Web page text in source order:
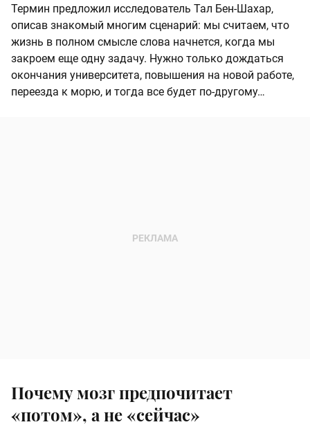
Термин предложил исследователь Тал Бен-Шахар,
описав знакомый многим сценарий: мы считаем, что
жизнь в полном смысле слова начнется, когда мы
закроем еще одну задачу. Нужно только дождаться
окончания университета, повышения на новой работе,
переезда к морю, и тогда все будет по-другому…
Почему мозг предпочитает
«потом», а не «сейчас»